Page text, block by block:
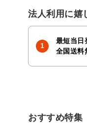
法人利用に嬉
最短当日
全国送料
おすすめ特集